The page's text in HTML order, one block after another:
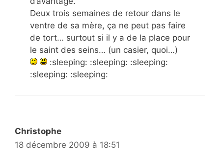
Deux trois semaines de retour dans le
ventre de sa mère, ça ne peut pas faire
de tort… surtout si il y a de la place pour
le saint des seins… (un casier, quoi…)
:sleeping: :sleeping: :sleeping:
:sleeping: :sleeping:
Christophe
18 décembre 2009 à 18:51